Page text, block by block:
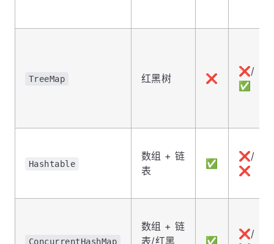
TreeMap 红黑树 ❌
❌/
✅
Hashtable
数组 + 链
表
✅
❌/
❌
ConcurrentHashMap
数组 + 链
表/红黑
✅
❌/